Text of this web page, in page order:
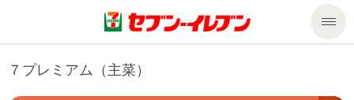
商品のご案内
７プレミアム（主菜）